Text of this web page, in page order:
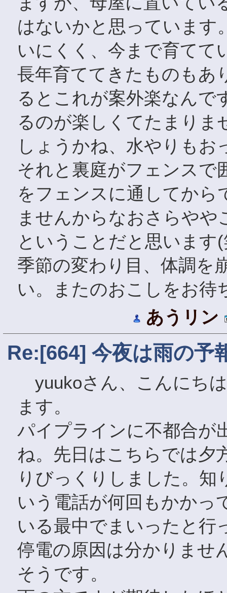
はないかと思っています
いにくく、今まで育てて
長年育ててきたものもあ
るとこれが案外楽なんで
るのが楽しくてたまりま
しょうかね、水やりも
それと裏庭がフェンスで
をフェンスに通してから
ませんからなおさらやや
ということだと思います
季節の変わり目、体調を
い。またのおこしをお待
あうリン
Re:[664] 今夜は雨の予
yuukoさん、こんにち
ます。
パイプラインに不都合が
ね。先日はこちらでは夕
りびっくりしました。知
いう電話が何回もかかっ
いる最中でまいったと行
停電の原因は分かりませ
そうです。